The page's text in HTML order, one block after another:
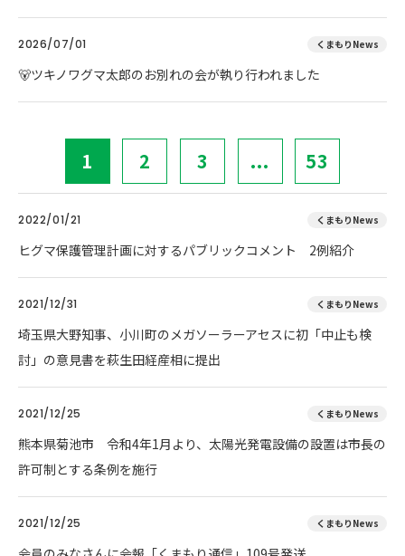
2026/07/01 くまもりNews
🐻ツキノワグマ太郎のお別れの会が執り行われました
1 2 3 ... 53
2022/01/21 くまもりNews
ヒグマ保護管理計画に対するパブリックコメント 2例紹介
2021/12/31 くまもりNews
埼玉県大野知事、小川町のメガソーラーアセスに初「中止も検
討」の意見書を萩生田経産相に提出
2021/12/25 くまもりNews
熊本県菊池市 令和4年1月より、太陽光発電設備の設置は市長の
許可制とする条例を施行
2021/12/25 くまもりNews